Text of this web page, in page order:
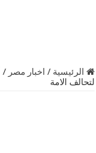
الرئيسية / اخبار مصر /
لتحالف الامة